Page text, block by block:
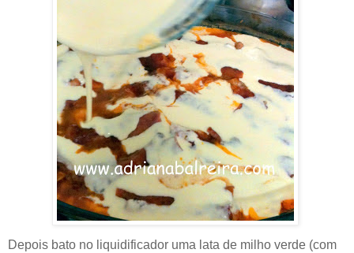
Depois bato no liquidificador uma lata de milho verde (com